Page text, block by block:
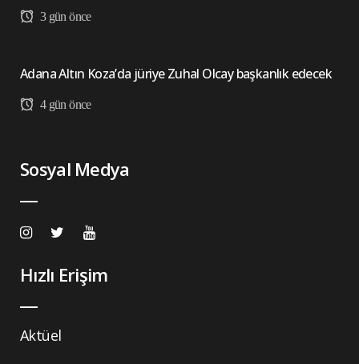
3 gün önce
Adana Altın Koza’da jüriye Zuhal Olcay başkanlık edecek
4 gün önce
Sosyal Medya
Hızlı Erişim
Aktüel